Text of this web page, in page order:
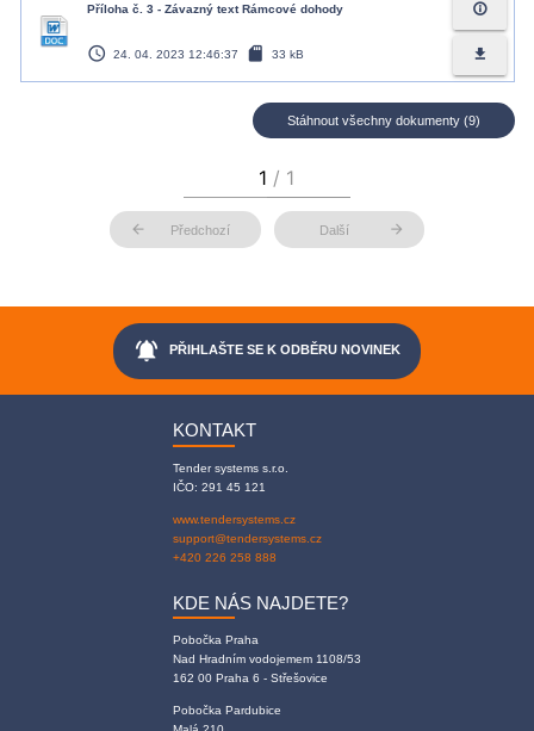
Příloha č. 3 - Závazný text Rámcové dohody
access_time 24. 04. 2023 12:46:37 sd_card 33 kB
info_outline
file_download
Stáhnout všechny dokumenty (9)
arrow_back Předchozí Další arrow_forward
notifications_active PŘIHLAŠTE SE K ODBĚRU NOVINEK
KONTAKT
Tender systems s.r.o.
IČO: 291 45 121
www.tendersystems.cz
support@tendersystems.cz
+420 226 258 888
KDE NÁS NAJDETE?
Pobočka Praha
Nad Hradním vodojemem 1108/53
162 00 Praha 6 - Střešovice
Pobočka Pardubice